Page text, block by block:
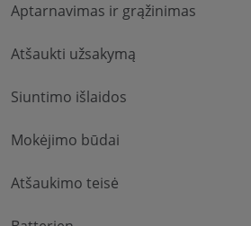
Aptarnavimas ir grąžinimas
Atšaukti užsakymą
Siuntimo išlaidos
Mokėjimo būdai
Atšaukimo teisė